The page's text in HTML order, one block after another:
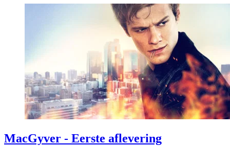
MacGyver - Eerste aflevering